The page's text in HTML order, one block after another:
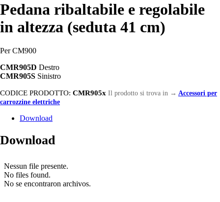
Pedana ribaltabile e regolabile
in altezza (seduta 41 cm)
Per CM900
CMR905D Destro
CMR905S Sinistro
CODICE PRODOTTO: CMR905x Il prodotto si trova in → Accessori per
carrozzine elettriche
Download
Download